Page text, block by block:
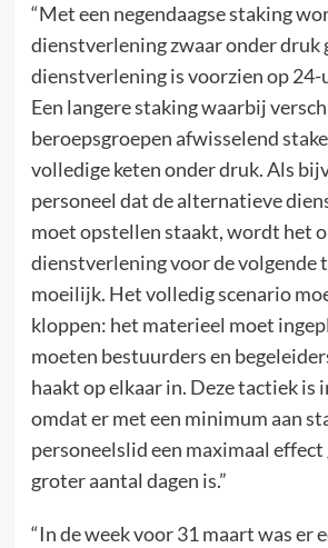
“Met een negendaagse staking
dienstverlening zwaar onder druk
dienstverlening is voorzien op
Een langere staking waarbij
beroepsgroepen afwisselend
volledige keten onder druk. Als
personeel dat de alternatieve
moet opstellen staakt, wordt het
dienstverlening voor de volgende
moeilijk. Het volledig scenario
kloppen: het materieel moet
moeten bestuurders en
haakt op elkaar in. Deze tactiek is
omdat er met een minimum aan
personeelslid een maximaal effect
groter aantal dagen is.”
“In de week voor 31 maart was er